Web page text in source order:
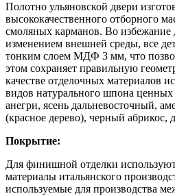
Полотно ульяновской двери
высококачественного отборного
смоляных карманов. Во избежание
изменением внешней среды, все
тонким слоем МДФ 3 мм, что
этом сохраняет правильную
качестве отделочных материалов
видов натурального шпона ценных
анегри, ясень дальневосточный,
(красное дерево), черный абрикос,
Покрытие:
Для финишной отделки
материалы итальянского
используемые для производства